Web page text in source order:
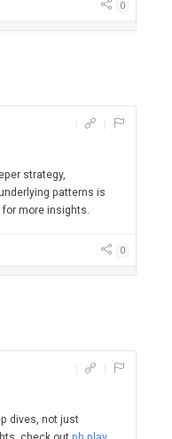
0
strategy,
patterns is
for more insights.
0
dives, not just